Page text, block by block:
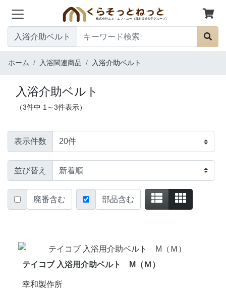
入浴介助ベルト
ホーム 入浴関連商品 入浴介助ベルト
入浴介助ベルト
（3件中 1～3件表示）
表示件数
並び替え
廃番含む 部品含む
テイコブ 入浴用介助ベルト M（Ｍ）
幸和製作所